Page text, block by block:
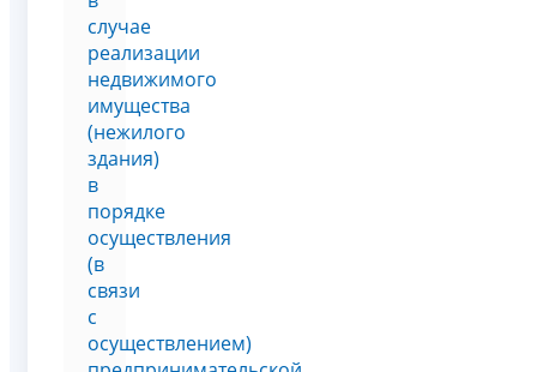
случае
реализации
недвижимого
имущества
(нежилого
здания)
в
порядке
осуществления
(в
связи
с
осуществлением)